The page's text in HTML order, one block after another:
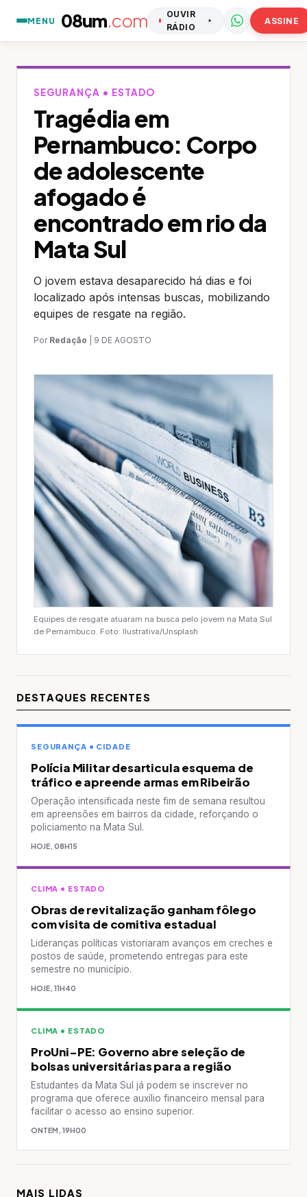
MENU 08um.com
OUVIR
RÁDIO
ASSINE
SEGURANÇA • ESTADO
Tragédia em
Pernambuco: Corpo
de adolescente
afogado é
encontrado em rio da
Mata Sul
O jovem estava desaparecido há dias e foi
localizado após intensas buscas, mobilizando
equipes de resgate na região.
Por Redação 9 DE AGOSTO
Equipes de resgate atuaram na busca pelo jovem na Mata Sul
de Pernambuco. Foto: Ilustrativa/Unsplash
DESTAQUES RECENTES
SEGURANÇA • CIDADE
Polícia Militar desarticula esquema de
tráfico e apreende armas em Ribeirão
Operação intensificada neste fim de semana resultou
em apreensões em bairros da cidade, reforçando o
policiamento na Mata Sul.
HOJE, 08H15
CLIMA • ESTADO
Obras de revitalização ganham fôlego
com visita de comitiva estadual
Lideranças políticas vistoriaram avanços em creches e
postos de saúde, prometendo entregas para este
semestre no município.
HOJE, 11H40
CLIMA • ESTADO
ProUni-PE: Governo abre seleção de
bolsas universitárias para a região
Estudantes da Mata Sul já podem se inscrever no
programa que oferece auxílio financeiro mensal para
facilitar o acesso ao ensino superior.
ONTEM, 19H00
MAIS LIDAS